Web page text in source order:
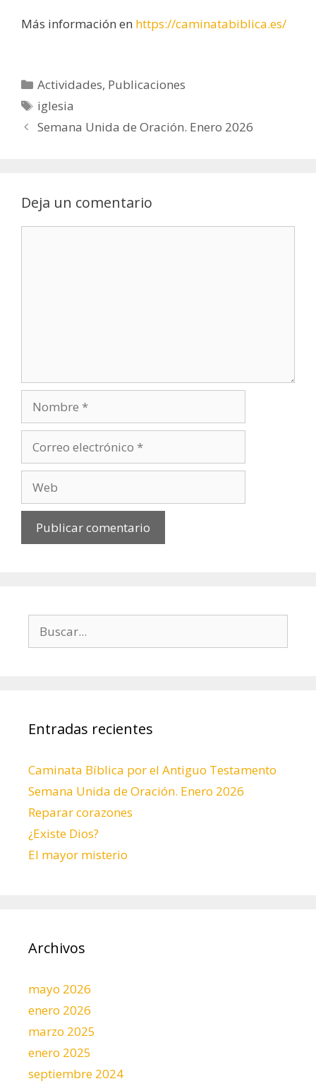
Más información en https://caminatabiblica.es/
Categorías
Actividades, Publicaciones
Etiquetas
iglesia
Navegación
Semana Unida de Oración. Enero 2026
Deja un comentario
electrónico
Entradas recientes
Caminata Bíblica por el Antiguo Testamento
Semana Unida de Oración. Enero 2026
Reparar corazones
¿Existe Dios?
El mayor misterio
Archivos
mayo 2026
enero 2026
marzo 2025
enero 2025
septiembre 2024